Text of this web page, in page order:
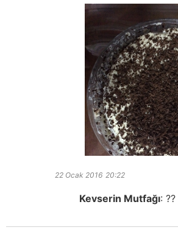
22 Ocak 2016 20:22
Kevserin Mutfağı: ??